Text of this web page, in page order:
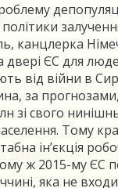
канцлерка
двері ЄС для
від війни в
за
зі свого
Тому
ін’єкція
ж 2015-му ЄС
яка не